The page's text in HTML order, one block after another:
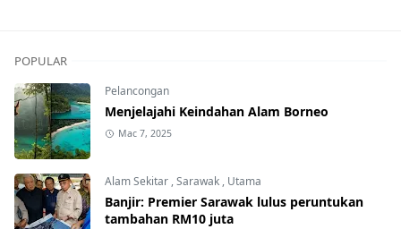
POPULAR
Pelancongan
Menjelajahi Keindahan Alam Borneo
Mac 7, 2025
Alam Sekitar ,Sarawak , Utama
Banjir: Premier Sarawak lulus peruntukan
tambahan RM10 juta